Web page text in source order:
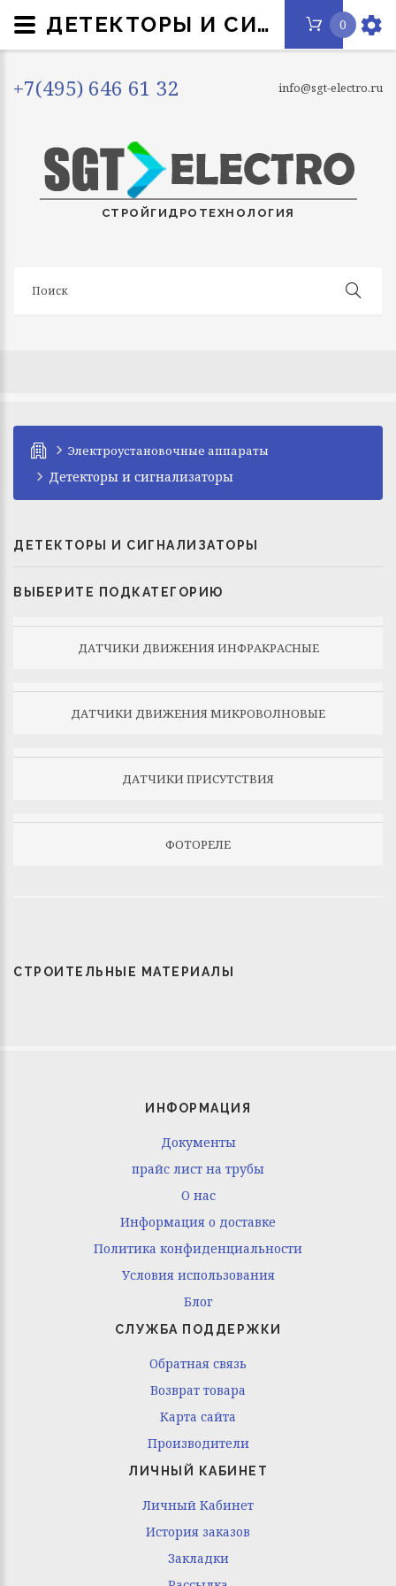
+7(495) 646 61 32 info@sgt-electro.ru
СТРОЙГИДРОТЕХНОЛОГИЯ
0
Электроустановочные аппараты
Детекторы и сигнализаторы
ДЕТЕКТОРЫ И СИГНАЛИЗАТОРЫ
ВЫБЕРИТЕ ПОДКАТЕГОРИЮ
ДАТЧИКИ ДВИЖЕНИЯ ИНФРАКРАСНЫЕ
ДАТЧИКИ ДВИЖЕНИЯ МИКРОВОЛНОВЫЕ
ДАТЧИКИ ПРИСУТСТВИЯ
ФОТОРЕЛЕ
СТРОИТЕЛЬНЫЕ МАТЕРИАЛЫ
ИНФОРМАЦИЯ
Документы
прайс лист на трубы
O нас
Информация о доставке
Политика конфиденциальности
Условия использования
Блог
СЛУЖБА ПОДДЕРЖКИ
Обратная связь
Возврат товара
Карта сайта
Производители
ЛИЧНЫЙ КАБИНЕТ
Личный Кабинет
История заказов
Закладки
ДЕТЕКТОРЫ И СИГНАЛИЗАТОРЫ